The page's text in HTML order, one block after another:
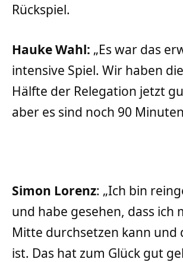
Rückspiel.
Hauke Wahl: „Es war das
intensive Spiel. Wir haben
Hälfte der Relegation jetzt
aber es sind noch 90
Simon Lorenz: „Ich bin
und habe gesehen, dass ich
Mitte durchsetzen kann und
ist. Das hat zum Glück gut